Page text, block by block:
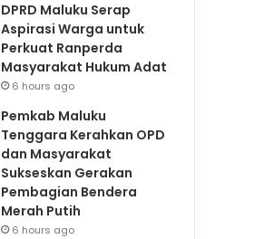
DPRD Maluku Serap
Aspirasi Warga untuk
Perkuat Ranperda
Masyarakat Hukum Adat
6 hours ago
Pemkab Maluku
Tenggara Kerahkan OPD
dan Masyarakat
Sukseskan Gerakan
Pembagian Bendera
Merah Putih
6 hours ago